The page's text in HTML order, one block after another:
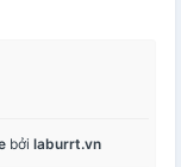
bởi laburrt.vn